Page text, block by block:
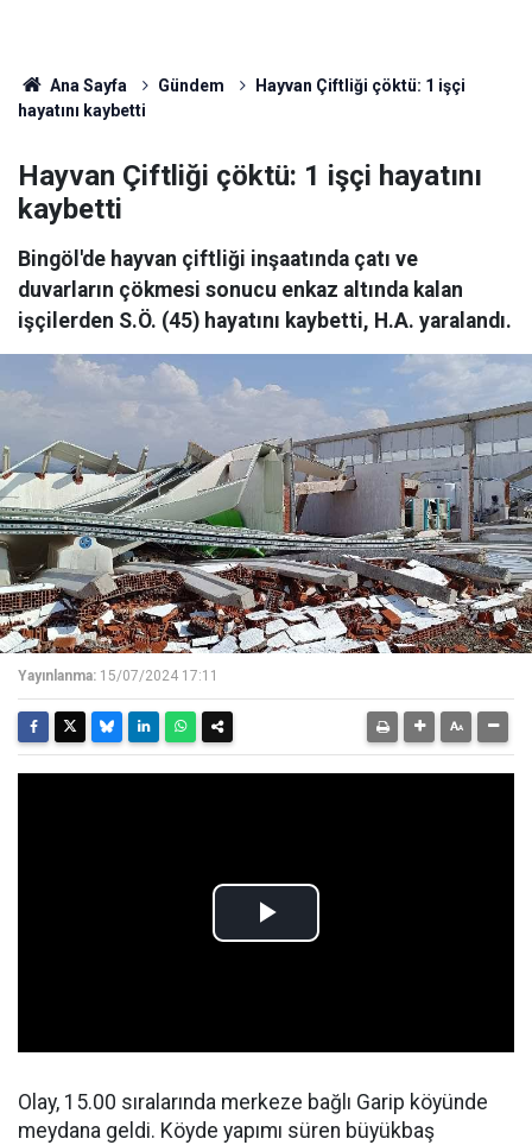
Ana Sayfa Gündem
Hayvan Çiftliği çöktü: 1 işçi
hayatını kaybetti
Hayvan Çiftliği çöktü: 1 işçi hayatını
kaybetti
Bingöl'de hayvan çiftliği inşaatında çatı ve
duvarların çökmesi sonucu enkaz altında kalan
işçilerden S.Ö. (45) hayatını kaybetti, H.A. yaralandı.
Yayınlanma: 15/07/2024 17:11
Olay, 15.00 sıralarında merkeze bağlı Garip köyünde
meydana geldi. Köyde yapımı süren büyükbaş